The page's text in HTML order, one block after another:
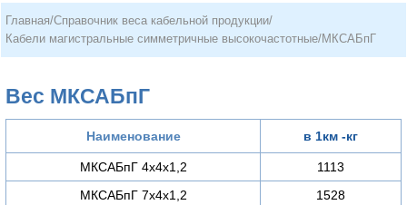
Главная/Справочник веса кабельной продукции/
Кабели магистральные симметричные высокочастотные/МКСАБпГ
Вес МКСАБпГ
Наименование в 1км -кг
МКСАБпГ 4х4х1,2
1113
МКСАБпГ 7х4х1,2
1528